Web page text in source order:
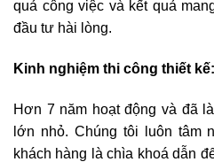
quả công việc và kết quả
đầu tư hài lòng.
Kinh nghiệm thi công thiết kế:
Hơn 7 năm hoạt động và đã
lớn nhỏ. Chúng tôi luôn tâm
khách hàng là chìa khoá dẫn